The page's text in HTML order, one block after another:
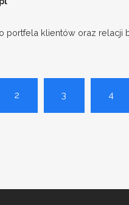
portfela klientów oraz
2 3 4